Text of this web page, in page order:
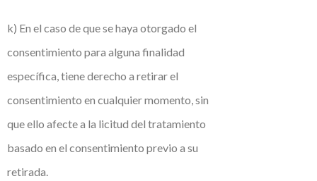
k) En el caso de que se haya otorgado el
consentimiento para alguna finalidad
específica, tiene derecho a retirar el
consentimiento en cualquier momento, sin
que ello afecte a la licitud del tratamiento
basado en el consentimiento previo a su
retirada.